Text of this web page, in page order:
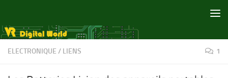
ELECTRONIQUE / LIENS 1